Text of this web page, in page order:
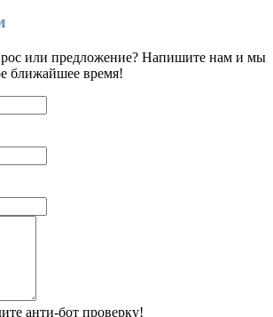
или предложение? Напишите нам и мы
ближайшее время!
анти-бот проверку!